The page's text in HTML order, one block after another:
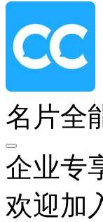
名片全
企业专
欢迎加